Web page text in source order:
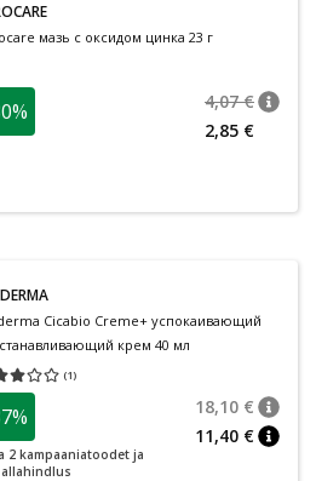
мазь с оксидом цинка 23 г
4,07 €
2,85 €
Cicabio Creme+ успокаивающий
крем 40 мл
(1)
оценка 3.00
2 kampaaniatoodet ja
allahindlus
18,10 €
11,40 €